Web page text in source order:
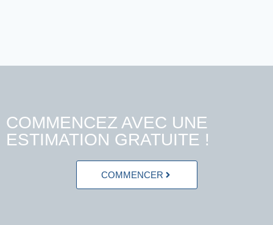
COMMENCEZ AVEC UNE
ESTIMATION GRATUITE !
COMMENCER